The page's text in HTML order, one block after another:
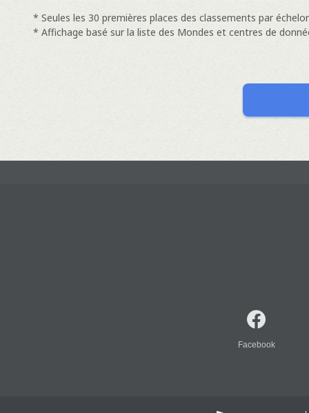
* Seules les 30 premières places des classements par
* Affichage basé sur la liste des Mondes et centres de
Facebook